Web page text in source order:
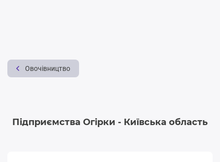
Овочівництво
Підприємства Огірки - Київська область